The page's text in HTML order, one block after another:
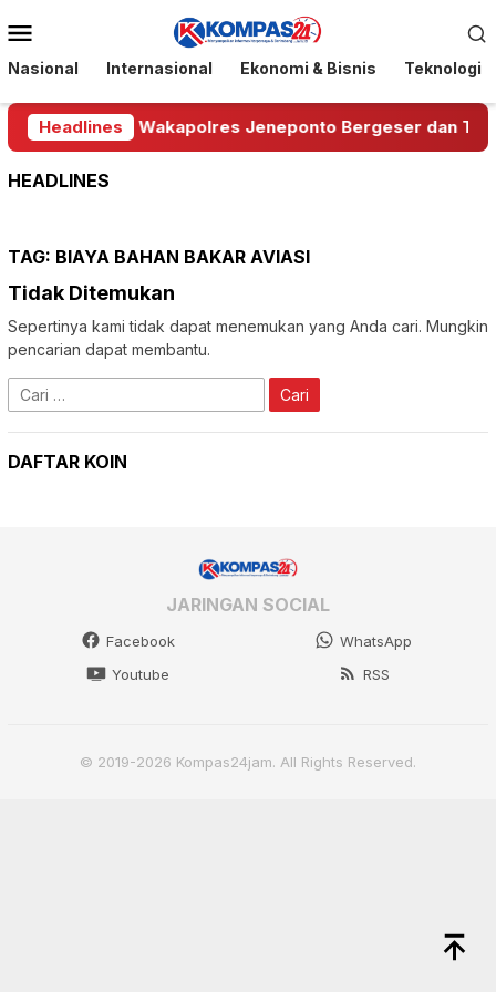
ke
kontenMobile
Nasional Internasional Ekonomi & Bisnis Teknologi
Headlines
Polda Sulsel, Wakapolres Jeneponto Bergeser dan
HEADLINES
TAG: BIAYA BAHAN BAKAR AVIASI
Tidak Ditemukan
Sepertinya kami tidak dapat menemukan yang Anda cari. Mungkin
pencarian dapat membantu.
Cari
untuk:
DAFTAR KOIN
JARINGAN SOCIAL
Facebook
WhatsApp
Youtube
RSS
© 2019-2026 Kompas24jam. All Rights Reserved.